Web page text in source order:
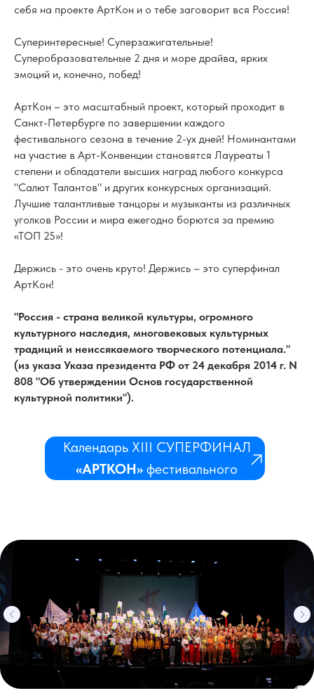
себя на проекте AртКон и о тебе заговорит вся Россия!
Суперинтересные! Суперзажигательные!
Суперобразовательные 2 дня и море драйва, ярких
эмоций и, конечно, побед!
AртКон – это масштабный проект, который проходит в
Санкт-Петербурге по завершении каждого
фестивального сезона в течение 2-ух дней! Номинантами
на участие в Арт-Конвенции становятся Лауреаты 1
степени и обладатели высших наград любого конкурса
"Салют Талантов" и других конкурсных организаций.
Лучшие талантливые танцоры и музыканты из различных
уголков России и мира ежегодно борются за премию
«ТОП 25»!
Держись - это очень круто! Держись – это суперфинал
AртКон!
"Россия - страна великой культуры, огромного
культурного наследия, многовековых культурных
традиций и неиссякаемого творческого потенциала."
(из указа Указа президента РФ от 24 декабря 2014 г. N
808 "Об утверждении Основ государственной
культурной политики").
Календарь XIII СУПЕРФИНАЛ
«AРТКОН» фестивального